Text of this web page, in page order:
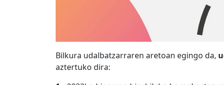
Bilkura udalbatzarraren aretoan egingo da,
aztertuko dira: